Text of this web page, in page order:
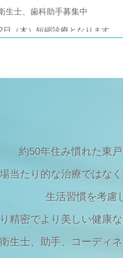
生士、歯科助手募集中
日（木）短縮診療となります。
約50年住み慣れた東
当たり的な治療ではなく
生活習慣を考慮
精密でより美しい健康
生士、助手、
コーディ